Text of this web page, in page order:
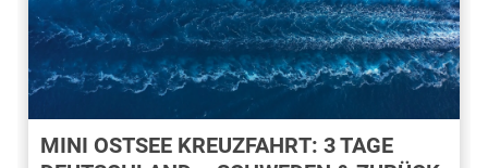
MINI OSTSEE KREUZFAHRT: 3 TAGE